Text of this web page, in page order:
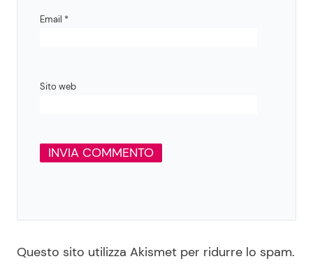
Email *
Sito web
Questo sito utilizza Akismet per ridurre lo spam.